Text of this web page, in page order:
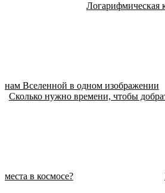
Логарифмическая
нам Вселенной в одном изображении
Сколько нужно времени, чтобы
места в космосе?